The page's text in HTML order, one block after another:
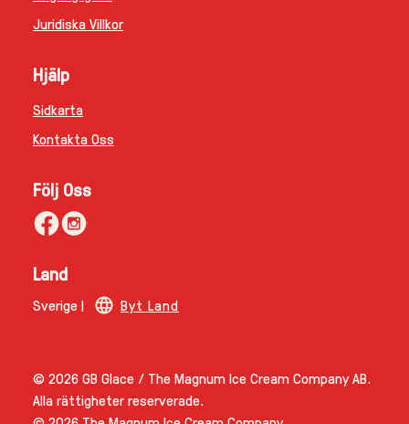
Tillgänglighet
Hjälp
Sidkarta
Följ Oss
Land
© 2026 GB Glace / The Magnum Ice Cream Company AB.